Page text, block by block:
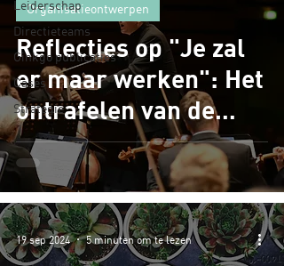
Leiderschap
Directieteams
Ginkgo publicaties
Cases
Strategie
Reflecties op "Je zal
er maar werken": Het
ontrafelen van de
kunst van
organiseren
Organisatieontwerpen
19 sep 2024 5 minuten om te lezen